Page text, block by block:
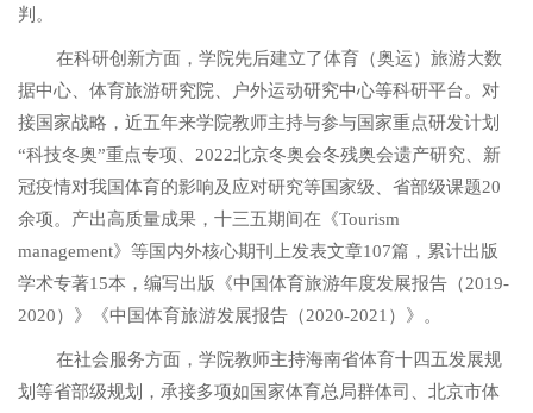
判。
在科研创新方面，学院先后建立了体育（奥运）旅游大数
据中心、体育旅游研究院、户外运动研究中心等科研平台。对
接国家战略，近五年来学院教师主持与参与国家重点研发计划
“科技冬奥”重点专项、2022北京冬奥会冬残奥会遗产研究、新
冠疫情对我国体育的影响及应对研究等国家级、省部级课题20
余项。产出高质量成果，十三五期间在《Tourism
management》等国内外核心期刊上发表文章107篇，累计出版
学术专著15本，编写出版《中国体育旅游年度发展报告（2019-
2020）》《中国体育旅游发展报告（2020-2021）》。
在社会服务方面，学院教师主持海南省体育十四五发展规
划等省部级规划，承接多项如国家体育总局群体司、北京市体